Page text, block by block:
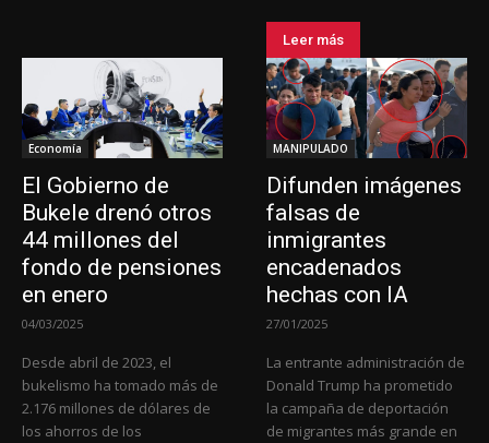
Leer más
Economía
El Gobierno de
Bukele drenó otros
44 millones del
fondo de pensiones
en enero
04/03/2025
Desde abril de 2023, el
bukelismo ha tomado más de
2.176 millones de dólares de
los ahorros de los
MANIPULADO
Difunden imágenes
falsas de
inmigrantes
encadenados
hechas con IA
27/01/2025
La entrante administración de
Donald Trump ha prometido
la campaña de deportación
de migrantes más grande en